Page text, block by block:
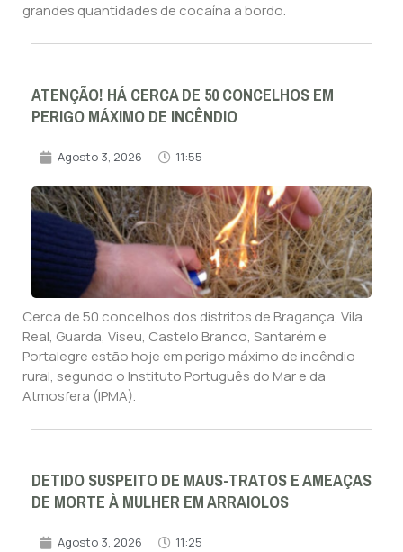
grandes quantidades de cocaína a bordo.
ATENÇÃO! HÁ CERCA DE 50 CONCELHOS EM
PERIGO MÁXIMO DE INCÊNDIO
Agosto 3, 2026 11:55
Cerca de 50 concelhos dos distritos de Bragança, Vila
Real, Guarda, Viseu, Castelo Branco, Santarém e
Portalegre estão hoje em perigo máximo de incêndio
rural, segundo o Instituto Português do Mar e da
Atmosfera (IPMA).
DETIDO SUSPEITO DE MAUS-TRATOS E AMEAÇAS
DE MORTE À MULHER EM ARRAIOLOS
Agosto 3, 2026 11:25